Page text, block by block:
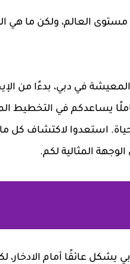
مستوى العالم، ولكن ما هي
في دبي، بدءًا من
يساعدكم في التخطيط
استعدوا لاكتشاف كل
المثالية لكم.
عائقًا أمام الادخار،